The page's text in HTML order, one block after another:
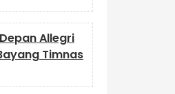
Allegri
Timnas